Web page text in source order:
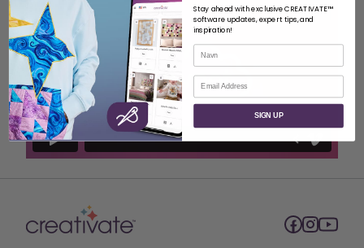
Stay ahead with exclusive CREATIVATE™
software updates, expert tips, and
inspiration!
Navn
E-post
SIGN UP